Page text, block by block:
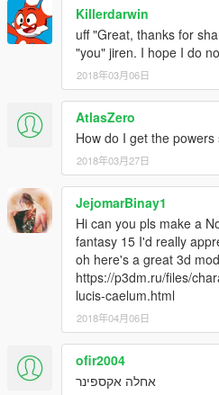
Killerdarwin
uff "Great, thanks for
"you" jiren. I hope I do
2018年03月06日
AtlasZero
How do I get the
2018年03月27日
JejomarBinay1
Hi can you pls make a
fantasy 15 I'd really
oh here's a great 3d
https://p3dm.ru/files/
lucis-caelum.html
2018年04月06日
ofir2004
אחלה אקספינר